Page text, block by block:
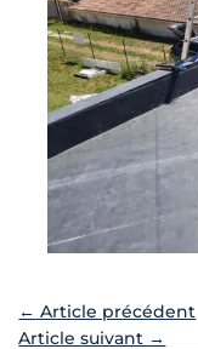
← Article précédent
Article suivant →